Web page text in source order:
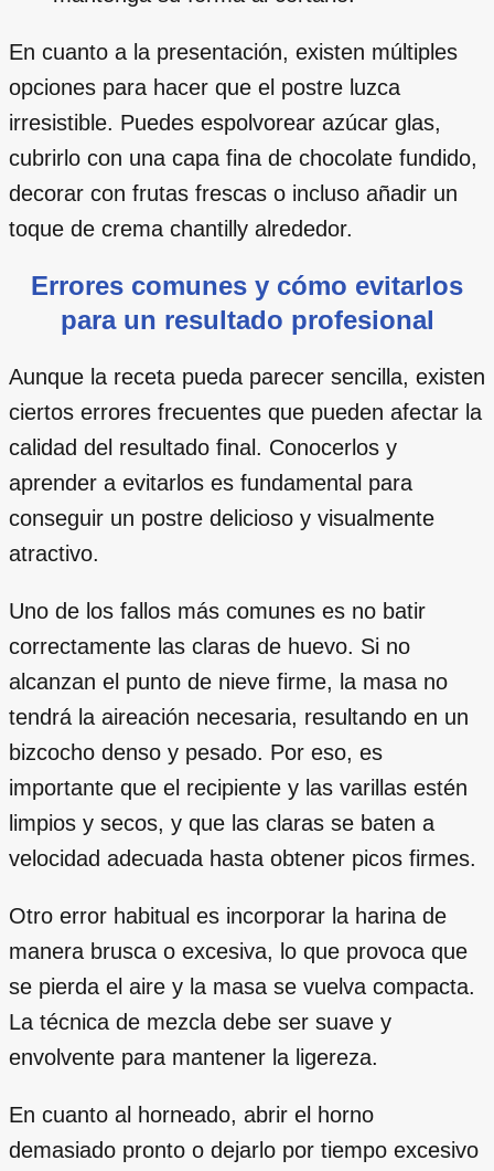
En cuanto a la presentación, existen múltiples
opciones para hacer que el postre luzca
irresistible. Puedes espolvorear azúcar glas,
cubrirlo con una capa fina de chocolate fundido,
decorar con frutas frescas o incluso añadir un
toque de crema chantilly alrededor.
Errores comunes y cómo evitarlos
para un resultado profesional
Aunque la receta pueda parecer sencilla, existen
ciertos errores frecuentes que pueden afectar la
calidad del resultado final. Conocerlos y
aprender a evitarlos es fundamental para
conseguir un postre delicioso y visualmente
atractivo.
Uno de los fallos más comunes es no batir
correctamente las claras de huevo. Si no
alcanzan el punto de nieve firme, la masa no
tendrá la aireación necesaria, resultando en un
bizcocho denso y pesado. Por eso, es
importante que el recipiente y las varillas estén
limpios y secos, y que las claras se baten a
velocidad adecuada hasta obtener picos firmes.
Otro error habitual es incorporar la harina de
manera brusca o excesiva, lo que provoca que
se pierda el aire y la masa se vuelva compacta.
La técnica de mezcla debe ser suave y
envolvente para mantener la ligereza.
En cuanto al horneado, abrir el horno
demasiado pronto o dejarlo por tiempo excesivo